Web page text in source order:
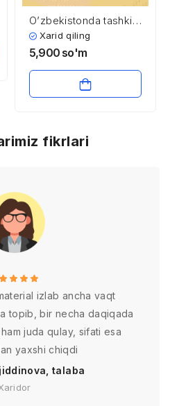
O’zbekistonda tashkil
etilgan erkin iqtisodiy
hududlar
Xarid qiling
5,900 so'm
fikrlari
izlab ancha vaqt
topib, bir necha daqiqada
juda qulay, sifati esa
yaxshi chiqdi
talaba